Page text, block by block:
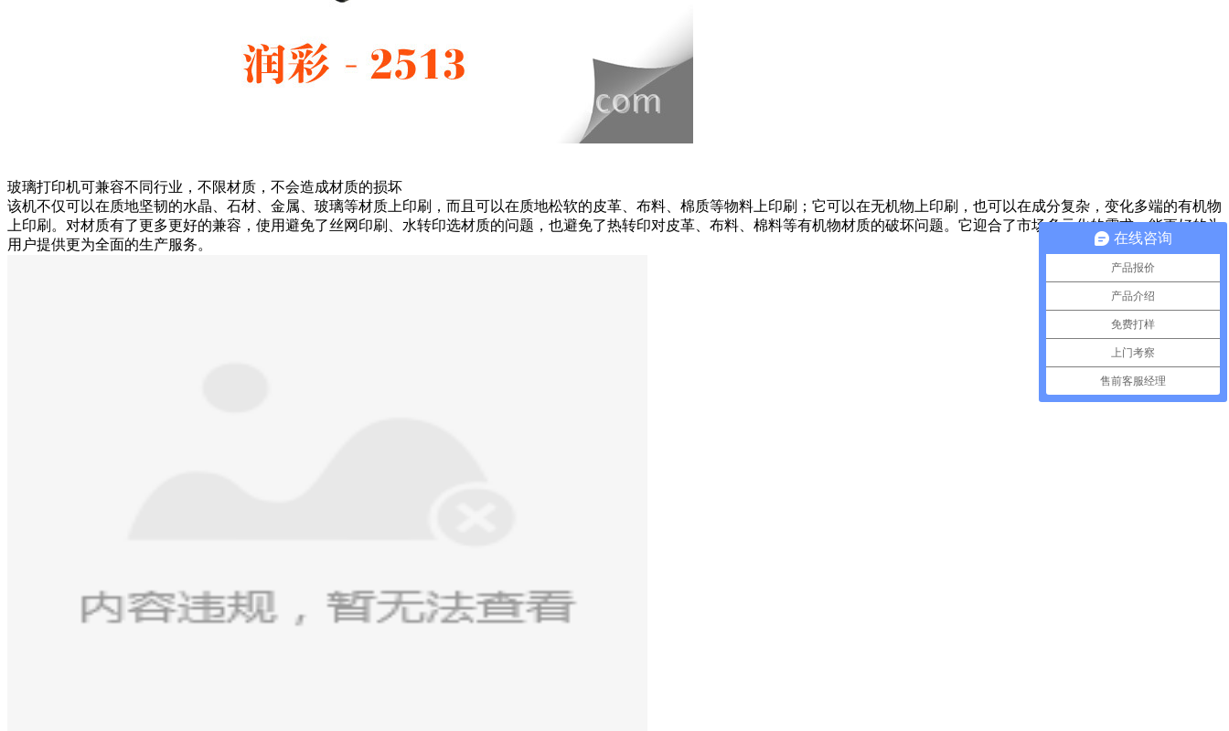
玻璃打印机可兼容不同行业，不限材质，不会造成材质的损坏
该机不仅可以在质地坚韧的水晶、石材、金属、玻璃等材质上印刷，而且可以在质地松软的皮革、布料、棉质等物料上印刷；它可以在无机物上印刷，也可以在成分复杂，变化多端的有机物
上印刷。对材质有了更多更好的兼容，使用避免了丝网印刷、水转印选材质的问题，也避免了热转印对皮革、布料、棉料等有机物材质的破坏问题。它迎合了市场多元化的需求，能更好的为
用户提供更为全面的生产服务。
在线咨询
产品报价
产品介绍
免费打样
上门考察
售前客服经理